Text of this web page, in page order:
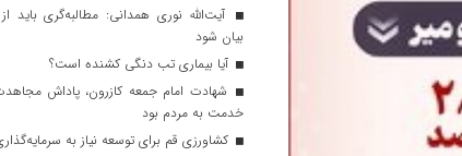
آیت‌الله نوری همدانی: مطالبه‌گری باید
بیان شود
آیا بیماری تب دنگی کشنده است؟
شهادت امام جمعه کازرون، پاداش
خدمت به مردم بود
کشاورزی قم برای توسعه نیاز به